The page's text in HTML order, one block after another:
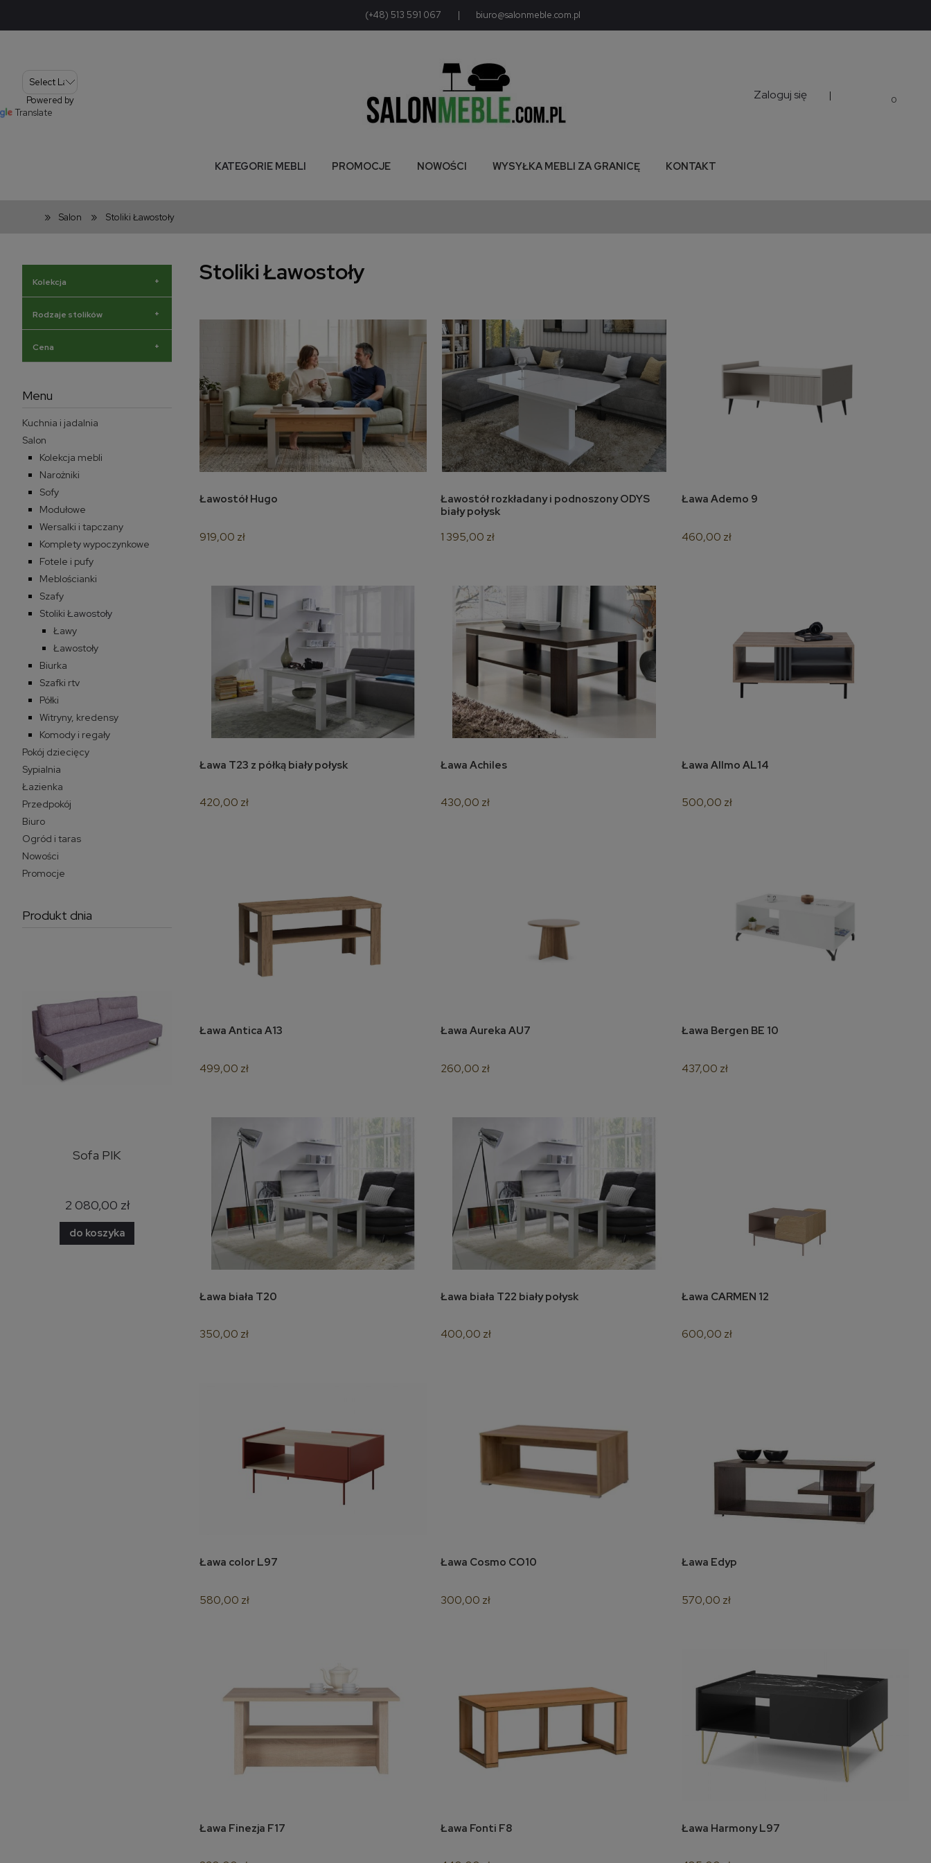
(+48) 513 591 067 | biuro@salonmeble.com.pl
Powered by
Translate
Zaloguj się | 0
KATEGORIE MEBLI PROMOCJE NOWOŚCI WYSYŁKA MEBLI ZA GRANICĘ KONTAKT
» Salon » Stoliki Ławostoły
Kolekcja +
Rodzaje stolików +
Cena +
Menu
Kuchnia i jadalnia
Salon
Kolekcja mebli
Narożniki
Sofy
Modułowe
Wersalki i tapczany
Komplety wypoczynkowe
Fotele i pufy
Meblościanki
Szafy
Stoliki Ławostoły
Ławy
Ławostoły
Biurka
Szafki rtv
Półki
Witryny, kredensy
Komody i regały
Pokój dziecięcy
Sypialnia
Łazienka
Przedpokój
Biuro
Ogród i taras
Nowości
Promocje
Produkt dnia
Sofa PIK
2 080,00 zł
do koszyka
Narożnik Bazalt skóra
naturalna
7 500,00 zł
do koszyka
Narożnik Weronika XL
6 920,00 zł
do koszyka
Łóżko kontynentalne Molly
160x200
3 080,00 zł
do koszyka
wypoczynkowy c. zielony /
czarny (tkanina Bluvel #78)
Stoliki Ławostoły
Ławostół Hugo
919,00 zł
do koszyka
Ławostół rozkładany i podnoszony ODYS
biały połysk
1 395,00 zł
Ława Ademo 9
460,00 zł
do koszyka
Ława T23 z półką biały połysk
420,00 zł
Ława Achiles
430,00 zł
do koszyka
Ława Allmo AL14
500,00 zł
Ława Antica A13
499,00 zł
do koszyka
Ława Aureka AU7
260,00 zł
do koszyka
Ława Bergen BE 10
437,00 zł
Ława biała T20
350,00 zł
do koszyka
Ława biała T22 biały połysk
400,00 zł
do koszyka
Ława CARMEN 12
600,00 zł
Ława color L97
580,00 zł
do koszyka
Ława Cosmo CO10
300,00 zł
Ława Edyp
570,00 zł
Ława Finezja F17 Ława Fonti F8 do koszyka
Ława Harmony L97